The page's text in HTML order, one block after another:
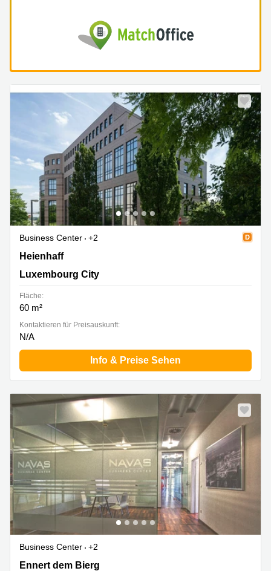
Business Center
+2
Heienhaff 5, Luxembourg City
Heienhaff
Luxembourg City
Fläche:
60 m²
Kontaktieren für Preisauskunft:
N/A
Info & Preise Sehen
Business Center
+2
2b Ennert dem Bierg, Sandweiler
Ennert dem Bierg